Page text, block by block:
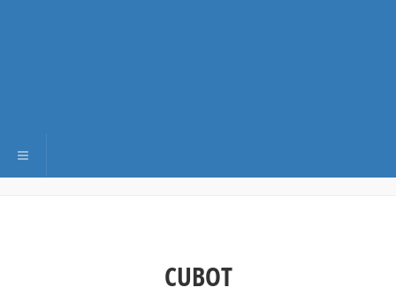
Переключить навигацию
CUBOT